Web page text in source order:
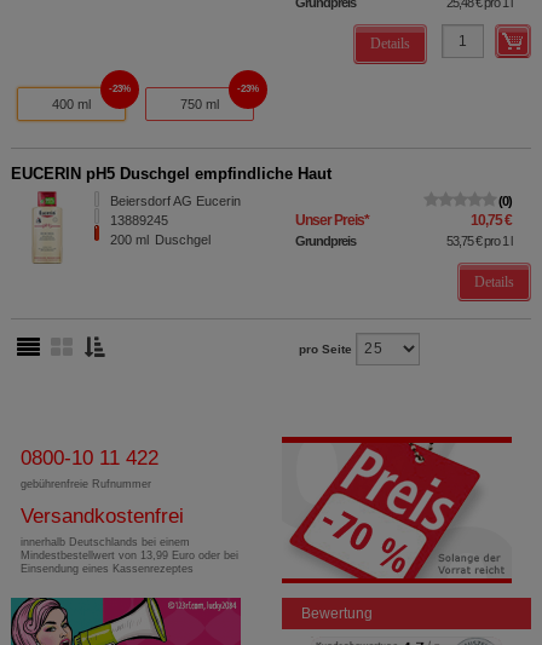
Details
400 ml
23%
750 ml
23%
EUCERIN pH5 Duschgel empfindliche Haut
Beiersdorf AG Eucerin
13889245
200 ml Duschgel
0
Unser Preis* 10,75 €
Grundpreis 53,75 €pro 1 l
Details
pro Seite
0800-10 11 422
gebührenfreie Rufnummer
Versandkostenfrei
innerhalb Deutschlands bei einem
Mindestbestellwert von 13,99 Euro oder bei
Einsendung eines Kassenrezeptes
Bewertung